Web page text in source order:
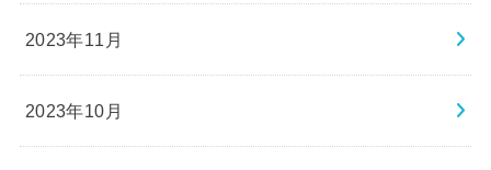
2023年11月
2023年10月